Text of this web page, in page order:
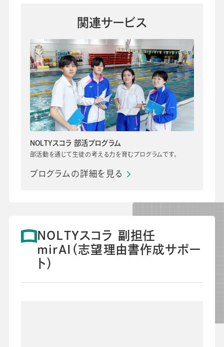
関連サービス
NOLTYスコラ 部活プログラム
部活動を通じて生徒の考える力を育むプログラムです。
プログラムの詳細を見る
NOLTYスコラ 副担任
mirAI（志望理由書作成サポー
ト）